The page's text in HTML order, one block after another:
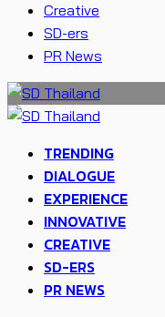
Creative
SD-ers
PR News
TRENDING
DIALOGUE
EXPERIENCE
INNOVATIVE
CREATIVE
SD-ERS
PR NEWS